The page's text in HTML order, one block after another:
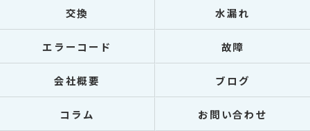
交換 水漏れ
エラーコード 故障
会社概要 ブログ
コラム お問い合わせ